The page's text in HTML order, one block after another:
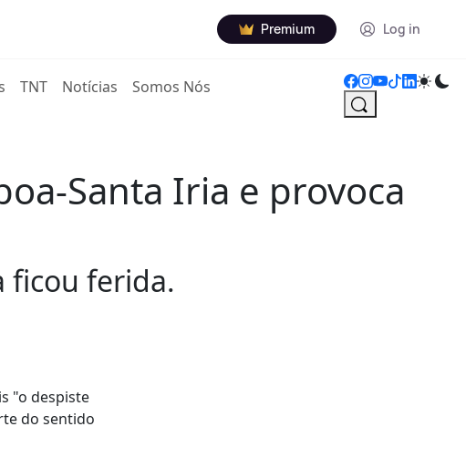
Premium Log in
TNT Notícias Somos Nós
Santa Iria e provoca
ficou ferida.
"o despiste
do sentido